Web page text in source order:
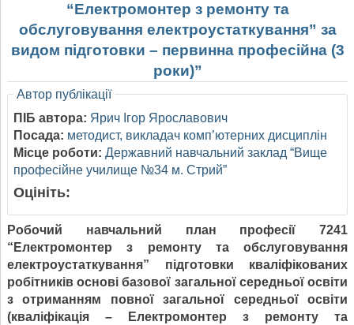
“Електромонтер з ремонту та
обслуговування електроустаткування” за
видом підготовки – первинна професійна (3
роки)”
Автор публікації
ПІБ автора: Ярич Ігор Ярославович
Посада: методист, викладач комп’ютерних дисциплін
Місце роботи: Державний навчальний заклад “Вище
професійне училище №34 м. Стрий”
Оцініть:
Робочий навчальний план професії 7241
“Електромонтер з ремонту та обслуговування
електроустаткування” підготовки кваліфікованих
робітників основі базової загальної середньої освіти
з отриманням повної загальної середньої освіти
(кваліфікація –
Електромонтер з ремонту та